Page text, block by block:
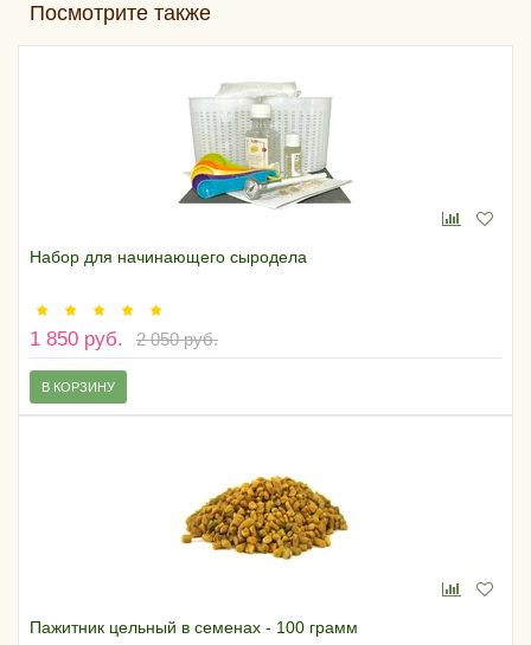
Посмотрите также
Набор для начинающего сыродела
1 850 руб. 2 050 руб.
В КОРЗИНУ
Пажитник цельный в семенах - 100 грамм